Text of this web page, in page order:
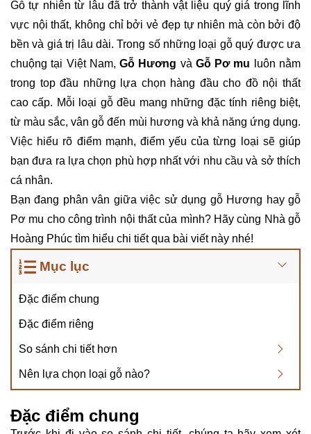
Gỗ tự nhiên từ lâu đã trở thành vật liệu quý giá trong lĩnh
vực nội thất, không chỉ bởi vẻ đẹp tự nhiên mà còn bởi độ
bền và giá trị lâu dài. Trong số những loại gỗ quý được ưa
chuộng tại Việt Nam,Gỗ Hương và Gỗ Pơ mu luôn nằm
trong top đầu những lựa chọn hàng đầu cho đồ nội thất
cao cấp. Mỗi loại gỗ đều mang những đặc tính riêng biệt,
từ màu sắc, vân gỗ đến mùi hương và khả năng ứng dụng.
Việc hiểu rõ điểm mạnh, điểm yếu của từng loại sẽ giúp
bạn đưa ra lựa chọn phù hợp nhất với nhu cầu và sở thích
cá nhân.
Bạn đang phân vân giữa việc sử dụng gỗ Hương hay gỗ
Pơ mu cho công trình nội thất của mình? Hãy cùng Nhà gỗ
Hoàng Phúc tìm hiểu chi tiết qua bài viết này nhé!
Mục lục
Đặc điểm chung
Đặc điểm riêng
So sánh chi tiết hơn
Nên lựa chọn loại gỗ nào?
Đặc điểm chung